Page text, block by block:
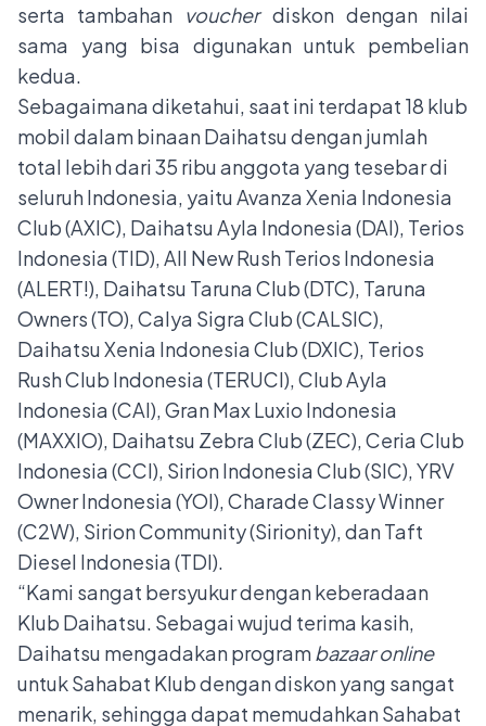
serta tambahan voucherdiskon dengan nilai
sama yang bisa digunakan untuk pembelian
kedua.
Sebagaimana diketahui, saat ini terdapat 18 klub
mobil dalam binaan Daihatsu dengan jumlah
total lebih dari 35 ribu anggota yang tesebar di
seluruh Indonesia, yaitu Avanza Xenia Indonesia
Club (AXIC), Daihatsu Ayla Indonesia (DAI), Terios
Indonesia (TID), All New Rush Terios Indonesia
(ALERT!), Daihatsu Taruna Club (DTC), Taruna
Owners (TO), Calya Sigra Club (CALSIC),
Daihatsu Xenia Indonesia Club (DXIC), Terios
Rush Club Indonesia (TERUCI), Club Ayla
Indonesia (CAI), Gran Max Luxio Indonesia
(MAXXIO), Daihatsu Zebra Club (ZEC), Ceria Club
Indonesia (CCI), Sirion Indonesia Club (SIC), YRV
Owner Indonesia (YOI), Charade Classy Winner
(C2W), Sirion Community (Sirionity), dan Taft
Diesel Indonesia (TDI).
“Kami sangat bersyukur dengan keberadaan
Klub Daihatsu. Sebagai wujud terima kasih,
Daihatsu mengadakan programbazaar online
untuk Sahabat Klub dengan diskon yang sangat
menarik, sehingga dapat memudahkan Sahabat